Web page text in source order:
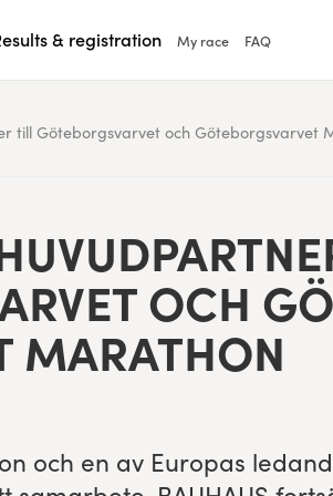
& registration My race FAQ
till Göteborgsvarvet och Göteborgsvarvet
OCH
MARATHON
och en av Europas